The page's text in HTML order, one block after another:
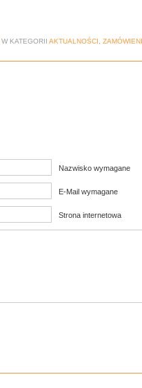
W KATEGORII AKTUALNOŚCI
Nazwisko wymagane
E-Mail wymagane
Strona internetowa